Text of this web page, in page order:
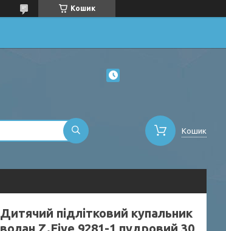
Кошик
Кошик
Дитячий підлітковий купальник